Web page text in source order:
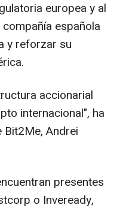
europea y al
española
y reforzar su
accionarial
internacional", ha
Andrei
presentes
o Inveready,